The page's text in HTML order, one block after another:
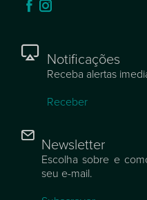
Notificações
Receba alertas
Receber
Newsletter
Escolha sobre e
seu e-mail.